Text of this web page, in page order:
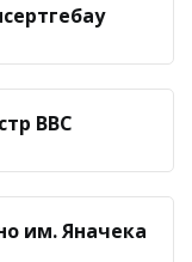
ВВС
им. Яначека